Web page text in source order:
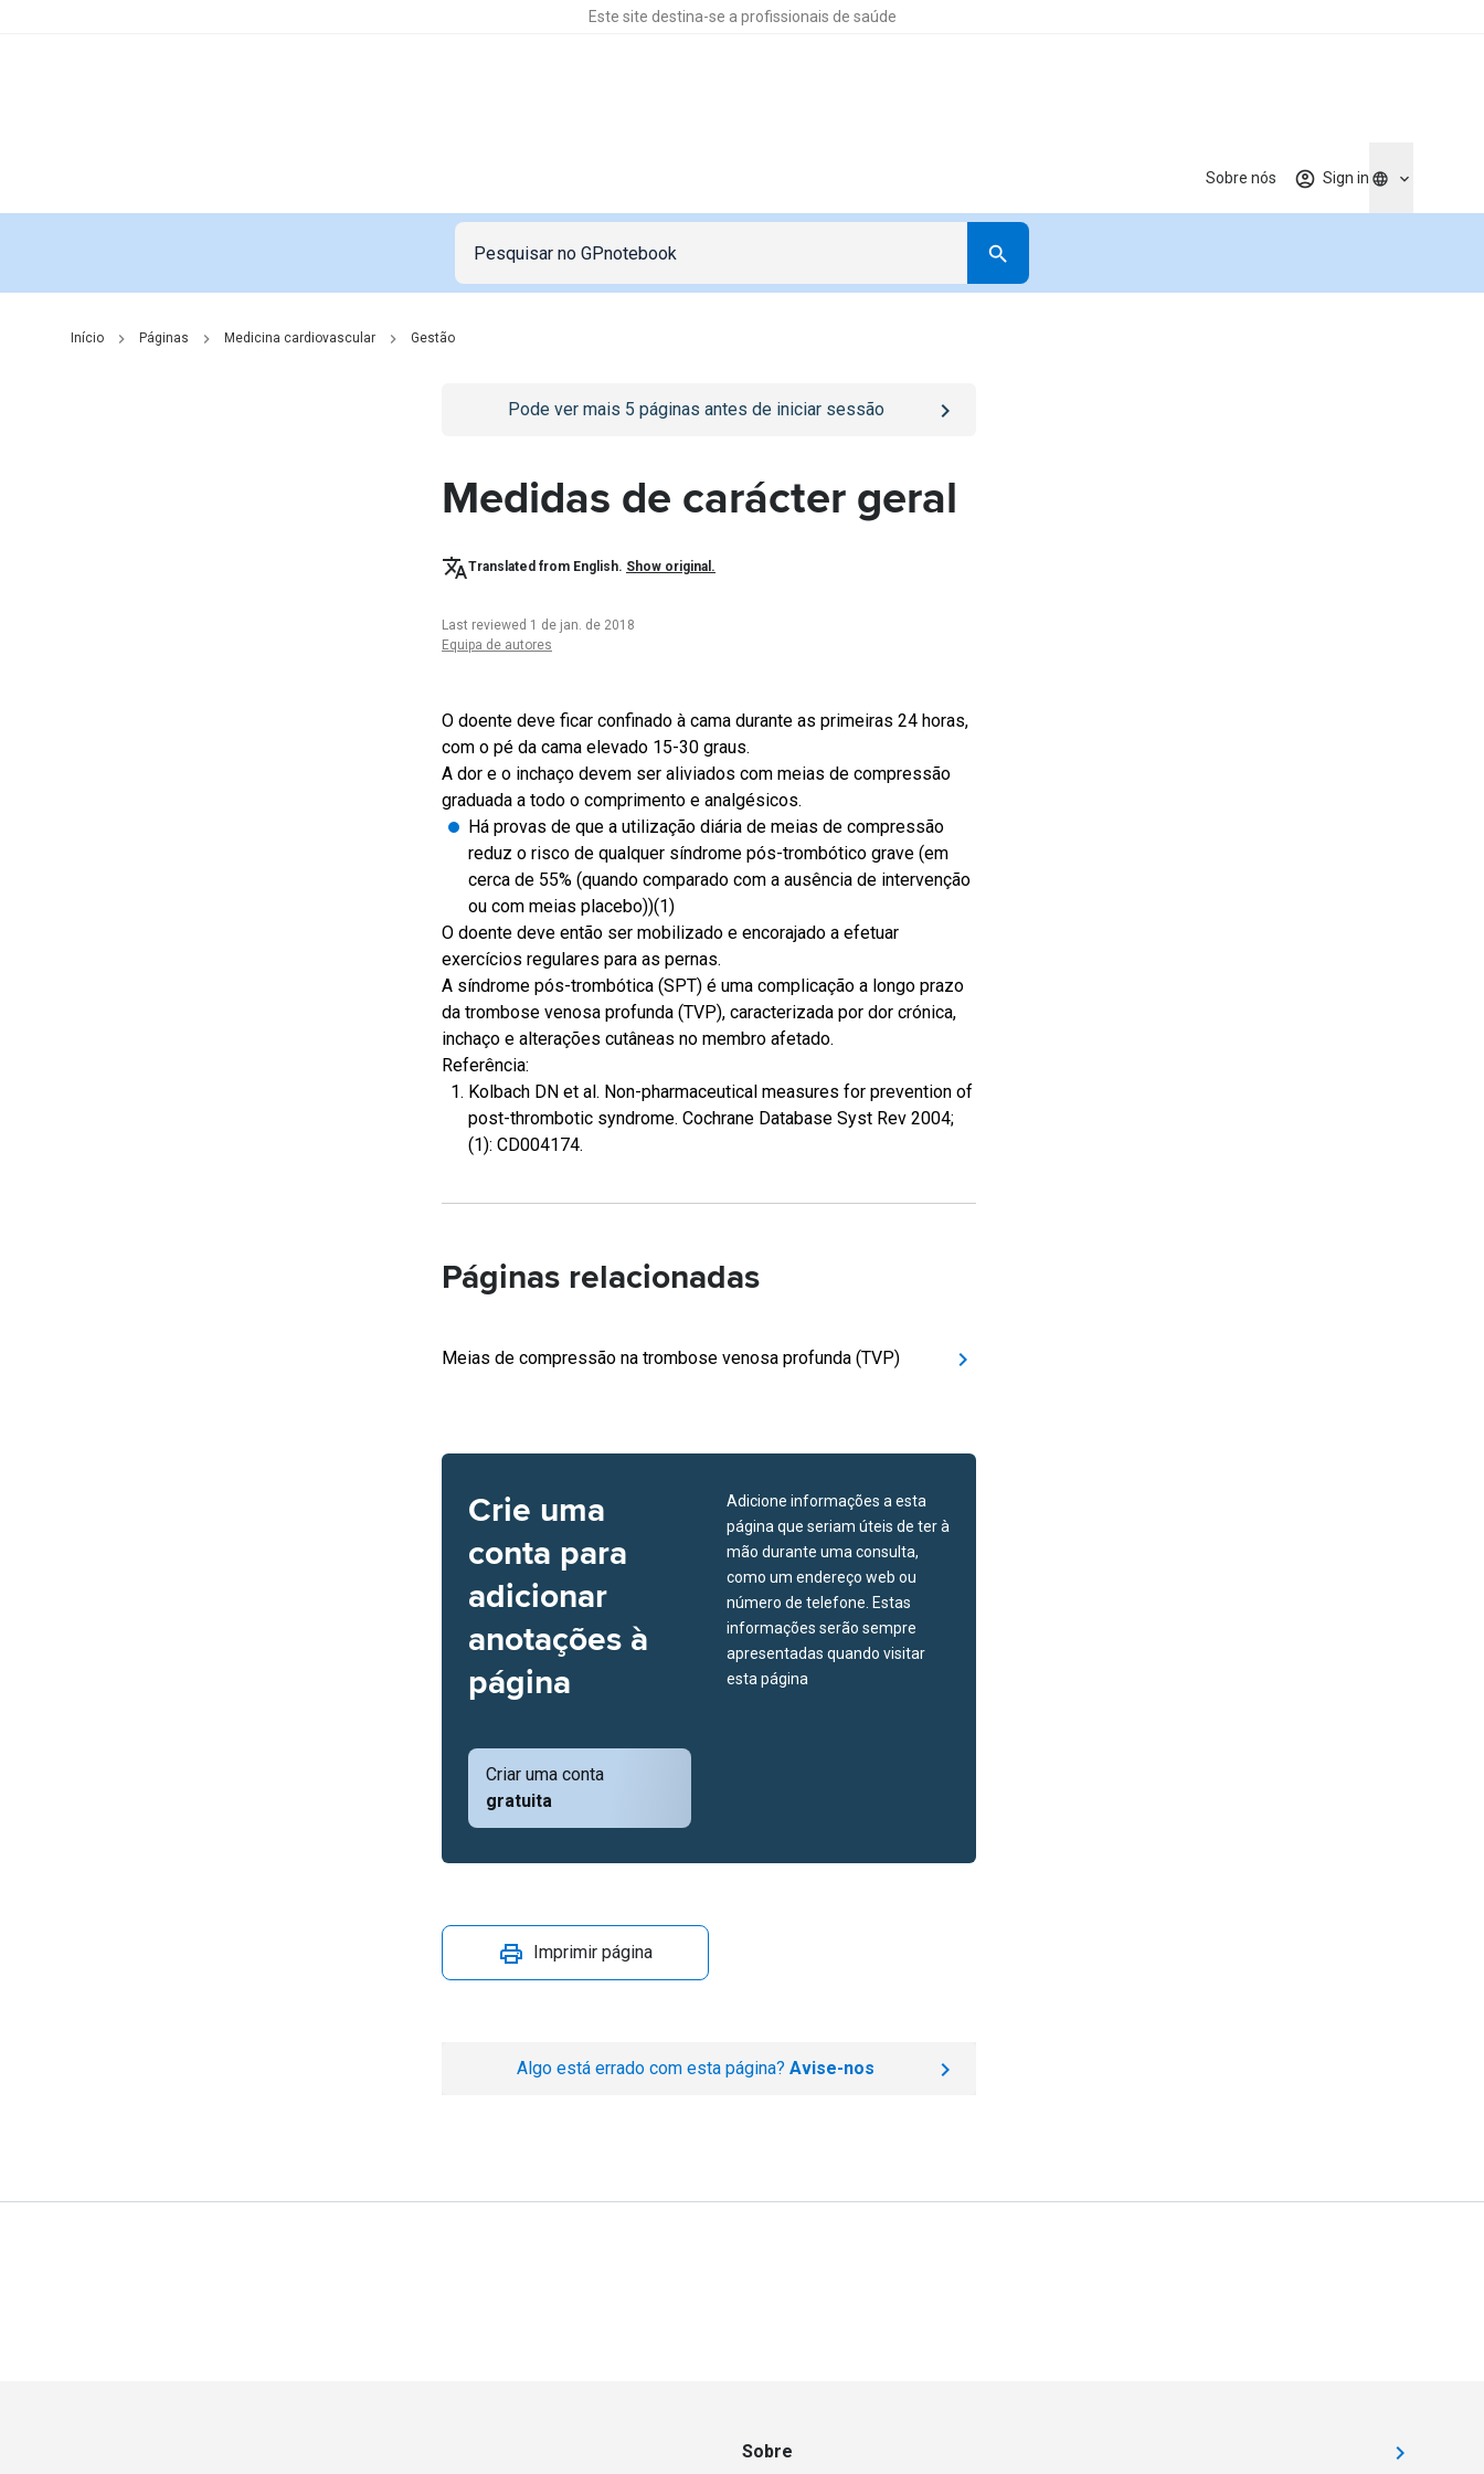
Este site destina-se a profissionais de saúde
Sobre nós Sign in
Início Páginas Medicina cardiovascular Gestão
/sign-inpage
Pode ver mais 5 páginas antes de iniciar sessão
Medidas de carácter geral
Translated from English. Show original.
Last reviewed 1 de jan. de 2018
Equipa de autores
O doente deve ficar confinado à cama durante as primeiras 24 horas,
com o pé da cama elevado 15-30 graus.
A dor e o inchaço devem ser aliviados com meias de compressão
graduada a todo o comprimento e analgésicos.
Há provas de que a utilização diária de meias de compressão
reduz o risco de qualquer síndrome pós-trombótico grave (em
cerca de 55% (quando comparado com a ausência de intervenção
ou com meias placebo))(1)
O doente deve então ser mobilizado e encorajado a efetuar
exercícios regulares para as pernas.
A síndrome pós-trombótica (SPT) é uma complicação a longo prazo
da trombose venosa profunda (TVP), caracterizada por dor crónica,
inchaço e alterações cutâneas no membro afetado.
Referência:
Kolbach DN et al. Non-pharmaceutical measures for prevention of
post-thrombotic syndrome. Cochrane Database Syst Rev 2004;
(1): CD004174.
Páginas relacionadas
Meias de compressão na trombose venosa profunda (TVP)
Crie uma
conta para
adicionar
anotações à
página
Criar uma conta
gratuita
Adicione informações a esta
página que seriam úteis de ter à
mão durante uma consulta,
como um endereço web ou
número de telefone. Estas
informações serão sempre
apresentadas quando visitar
esta página
Imprimir página
Algo está errado com esta página? Avise-nos
Sobre